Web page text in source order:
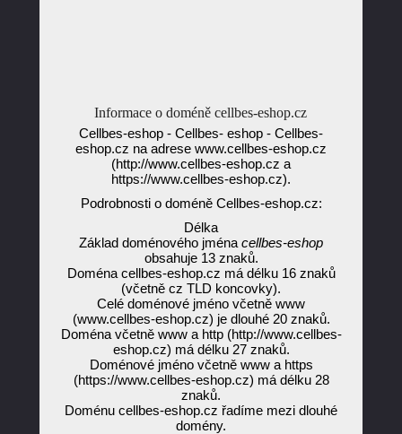
Informace o doméně cellbes-eshop.cz
Cellbes-eshop - Cellbes- eshop - Cellbes-
eshop.cz na adrese www.cellbes-eshop.cz
(http://www.cellbes-eshop.cz a
https://www.cellbes-eshop.cz).
Podrobnosti o doméně Cellbes-eshop.cz:
Délka
Základ doménového jména cellbes-eshop
obsahuje 13 znaků.
Doména cellbes-eshop.cz má délku 16 znaků
(včetně cz TLD koncovky).
Celé doménové jméno včetně www
(www.cellbes-eshop.cz) je dlouhé 20 znaků.
Doména včetně www a http (http://www.cellbes-
eshop.cz) má délku 27 znaků.
Doménové jméno včetně www a https
(https://www.cellbes-eshop.cz) má délku 28
znaků.
Doménu cellbes-eshop.cz řadíme mezi dlouhé
domény.